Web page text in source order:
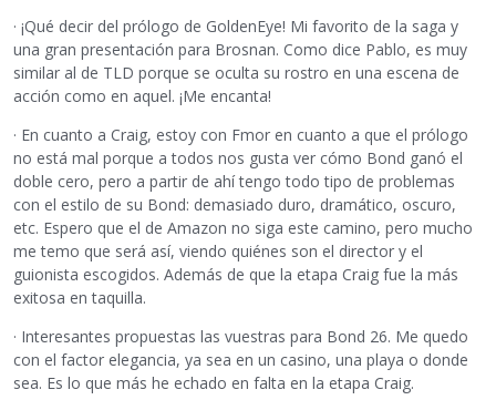
· ¡Qué decir del prólogo de GoldenEye! Mi favorito de la saga y
una gran presentación para Brosnan. Como dice Pablo, es muy
similar al de TLD porque se oculta su rostro en una escena de
acción como en aquel. ¡Me encanta!
· En cuanto a Craig, estoy con Fmor en cuanto a que el prólogo
no está mal porque a todos nos gusta ver cómo Bond ganó el
doble cero, pero a partir de ahí tengo todo tipo de problemas
con el estilo de su Bond: demasiado duro, dramático, oscuro,
etc. Espero que el de Amazon no siga este camino, pero mucho
me temo que será así, viendo quiénes son el director y el
guionista escogidos. Además de que la etapa Craig fue la más
exitosa en taquilla.
· Interesantes propuestas las vuestras para Bond 26. Me quedo
con el factor elegancia, ya sea en un casino, una playa o donde
sea. Es lo que más he echado en falta en la etapa Craig.